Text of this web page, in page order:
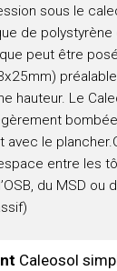
sous le
de polystyrène
peut être
hauteur. Le
le
entre les
du MSD ou
Caleosol